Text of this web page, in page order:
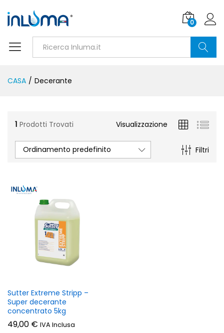
0
CASA / Decerante
1 Prodotti Trovati Visualizzazione
Filtri
Ordinamento predefinito
Sutter Extreme Stripp –
Super decerante
concentrato 5kg
49,00 € IVA Inclusa